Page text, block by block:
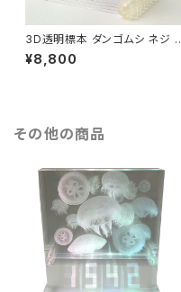
3D透明標本 ダンゴムシ ネジ 3
Dデータ収録USBメモリ付
¥8,800
その他の商品